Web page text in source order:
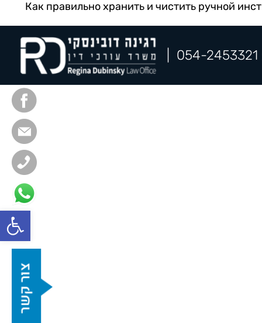
פתח
Как правильно хранить и чистить ручной
054-2453321